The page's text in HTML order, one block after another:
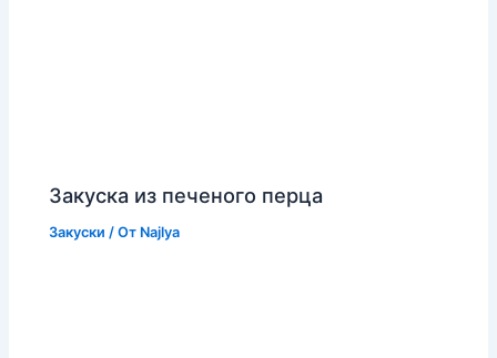
Закуска из печеного перца
Закуски / От Najlya